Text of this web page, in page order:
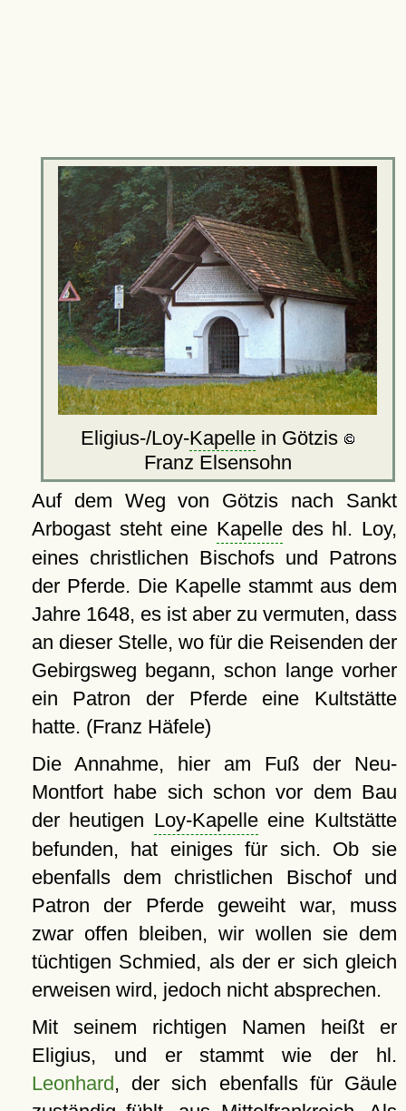
Eligius-/Loy-Kapelle in Götzis
Franz Elsensohn
Auf dem Weg von Götzis nach Sankt
Arbogast steht eine Kapelledes hl. Loy,
eines christlichen Bischofs und Patrons
der Pferde. Die Kapelle stammt aus dem
Jahre 1648, es ist aber zu vermuten, dass
an dieser Stelle, wo für die Reisenden der
Gebirgsweg begann, schon lange vorher
ein Patron der Pferde eine Kultstätte
hatte. (Franz Häfele)
Die Annahme, hier am Fuß der Neu-
Montfort habe sich schon vor dem Bau
der heutigen Loy-Kapelleeine Kultstätte
befunden, hat einiges für sich. Ob sie
ebenfalls dem christlichen Bischof und
Patron der Pferde geweiht war, muss
zwar offen bleiben, wir wollen sie dem
tüchtigen Schmied, als der er sich gleich
erweisen wird, jedoch nicht absprechen.
Mit seinem richtigen Namen heißt er
Eligius, und er stammt wie der hl.
Leonhard, der sich ebenfalls für Gäule